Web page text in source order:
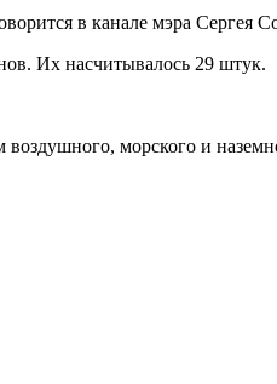
в канале мэра Сергея
Их насчитывалось 29 штук.
морского и